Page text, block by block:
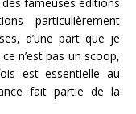
particulièrement
d’une part que je
n’est pas un scoop,
est essentielle au
fait partie de la